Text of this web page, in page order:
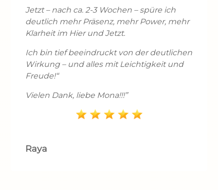
Jetzt – nach ca. 2-3 Wochen – spüre ich
deutlich mehr Präsenz, mehr Power, mehr
Klarheit im Hier und Jetzt.
Ich bin tief beeindruckt von der deutlichen
Wirkung – und alles mit Leichtigkeit und
Freude!“
Vielen Dank, liebe Mona!!!”
Raya